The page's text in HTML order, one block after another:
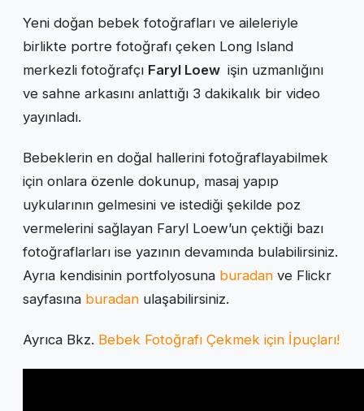
Yeni doğan bebek fotoğrafları ve aileleriyle
birlikte portre fotoğrafı çeken Long Island
merkezli fotoğrafçı Faryl Loew işin uzmanlığını
ve sahne arkasını anlattığı 3 dakikalık bir video
yayınladı.
Bebeklerin en doğal hallerini fotoğraflayabilmek
için onlara özenle dokunup, masaj yapıp
uykularının gelmesini ve istediği şekilde poz
vermelerini sağlayan Faryl Loew’un çektiği bazı
fotoğraflarları ise yazının devamında bulabilirsiniz.
Ayrıa kendisinin portfolyosuna buradan ve Flickr
sayfasına buradan ulaşabilirsiniz.
Ayrıca Bkz. Bebek Fotoğrafı Çekmek için İpuçları!